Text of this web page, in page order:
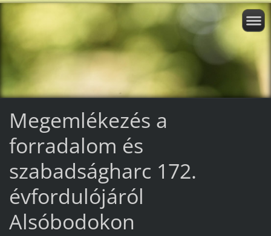
Megemlékezés a
forradalom és
szabadságharc 172.
évfordulójáról
Alsóbodokon